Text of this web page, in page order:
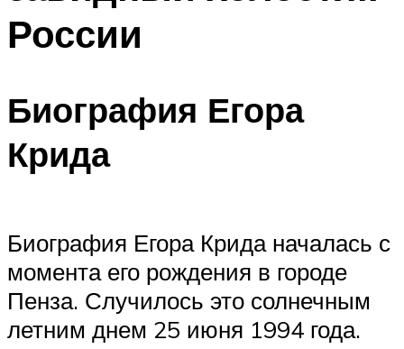
России
Биография Егора
Крида
Биография Егора Крида началась с
момента его рождения в городе
Пенза. Случилось это солнечным
летним днем 25 июня 1994 года.